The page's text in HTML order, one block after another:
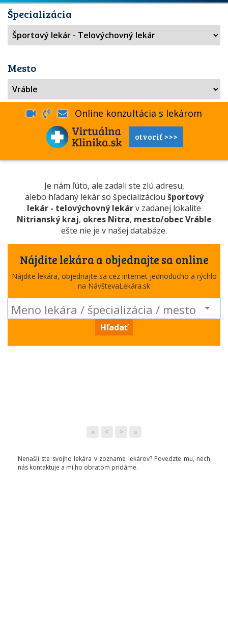
Špecializácia
Mesto
Online konzultácia s lekárom
otvoriť >>>
Je nám ľúto, ale zadali ste zlú adresu,
alebo hľadaný lekár so špecializáciou športový
lekár - telovýchovný lekárv zadanej lokalite
Nitrianský kraj, okres Nitra, mesto/obec Vráble
ešte nie je v našej databáze.
Nájdite lekára a objednajte sa online
Nájdite lekára, objednajte sa cez internet jednoducho a rýchlo
na NávštevaLekára.sk
Hľadať
« < > »
Nenašli ste svojho lekára v zozname lekárov? Povedzte mu, nech
nás kontaktuje a mi ho obratom pridáme.